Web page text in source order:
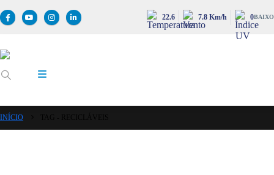
22.6 7.8 Km/h 0BAIXO
INÍCIO